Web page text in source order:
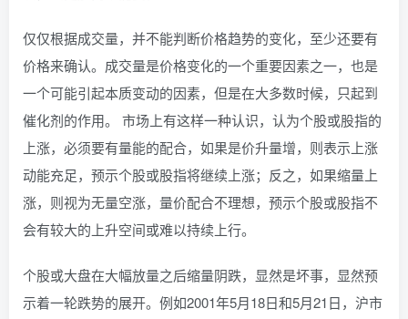
仅仅根据成交量，并不能判断价格趋势的变化，至少还要有
价格来确认。成交量是价格变化的一个重要因素之一，也是
一个可能引起本质变动的因素，但是在大多数时候，只起到
催化剂的作用。 市场上有这样一种认识，认为个股或股指的
上涨，必须要有量能的配合，如果是价升量增，则表示上涨
动能充足，预示个股或股指将继续上涨；反之，如果缩量上
涨，则视为无量空涨，量价配合不理想，预示个股或股指不
会有较大的上升空间或难以持续上行。
个股或大盘在大幅放量之后缩量阴跌，显然是坏事，显然预
示着一轮跌势的展开。例如2001年5月18日和5月21日，沪市